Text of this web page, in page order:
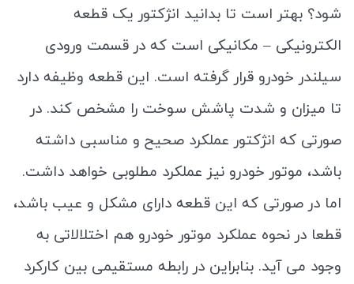
شود؟ بهتر است تا بدانید انژکتور یک قطعه
الکترونیکی – مکانیکی است که در قسمت ورودی
سیلندر خودرو قرار گرفته است. این قطعه وظیفه دارد
تا میزان و شدت پاشش سوخت را مشخص کند. در
صورتی که انژکتور عملکرد صحیح و مناسبی داشته
باشد، موتور خودرو نیز عملکرد مطلوبی خواهد داشت.
اما در صورتی که این قطعه دارای مشکل و عیب باشد،
قطعا در نحوه عملکرد موتور خودرو هم اختلالاتی به
وجود می آید. بنابراین در رابطه مستقیمی بین کارکرد